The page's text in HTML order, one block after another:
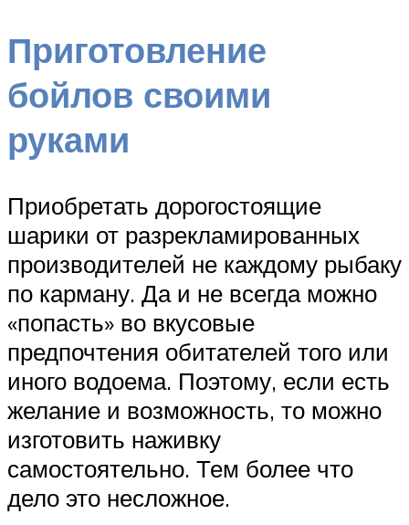
Приготовление
бойлов своими
руками
Приобретать дорогостоящие
шарики от разрекламированных
производителей не каждому рыбаку
по карману. Да и не всегда можно
«попасть» во вкусовые
предпочтения обитателей того или
иного водоема. Поэтому, если есть
желание и возможность, то можно
изготовить наживку
самостоятельно. Тем более что
дело это несложное.